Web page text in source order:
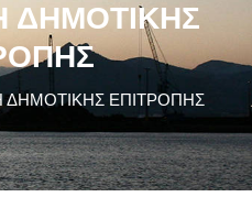
ΔΗΜΟΤΙΚΗΣ
ΔΗΜΟΤΙΚΗΣ ΕΠΙΤΡΟΠΗΣ